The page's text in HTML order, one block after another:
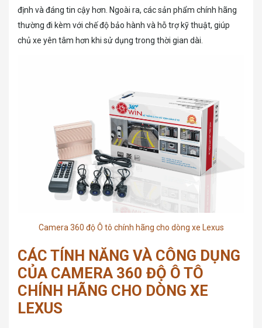
định và đáng tin cậy hơn. Ngoài ra, các sản phẩm chính hãng
thường đi kèm với chế độ bảo hành và hỗ trợ kỹ thuật, giúp
chủ xe yên tâm hơn khi sử dụng trong thời gian dài.
Camera 360 độ Ô tô chính hãng cho dòng xe Lexus
CÁC TÍNH NĂNG VÀ CÔNG DỤNG
CỦA CAMERA 360 ĐỘ Ô TÔ
CHÍNH HÃNG CHO DÒNG XE
LEXUS